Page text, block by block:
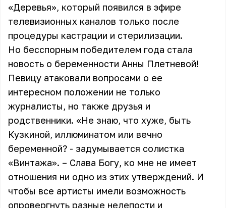
«Деревья», который появился в эфире
телевизионных каналов только после
процедуры кастрации и стерилизации.
Но бесспорным победителем года стала
новость о беременности Анны Плетневой!
Певицу атаковали вопросами о ее
интересном положении не только
журналисты, но также друзья и
родственники. «Не знаю, что хуже, быть
Кузкиной, иллюминатом или вечно
беременной? - задумывается солистка
«Винтажа». – Слава Богу, ко мне не имеет
отношения ни одно из этих утверждений. И
чтобы все артисты имели возможность
опровергнуть разные нелепости и